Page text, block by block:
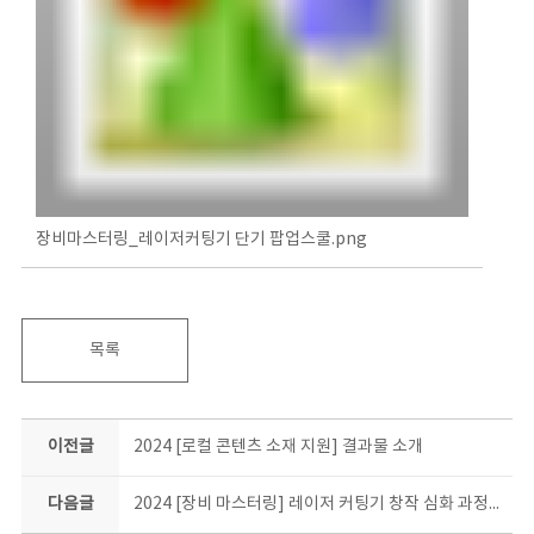
장비마스터링_레이저커팅기 단기 팝업스쿨.png
목록
이전글 2024 [로컬 콘텐츠 소재 지원] 결과물 소개
다음글 2024 [장비 마스터링] 레이저 커팅기 창작 심화 과정 결과물 소개